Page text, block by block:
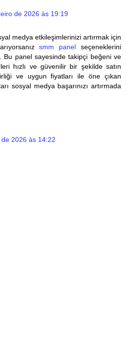
de 2026 às 19:19
medya etkileşimlerinizi artırmak için
smm panel seçeneklerini
Bu panel sayesinde takipçi beğeni ve
hızlı ve güvenilir bir şekilde satın
ve uygun fiyatları ile öne çıkan
sosyal medya başarınızı artırmada
2026 às 14:22